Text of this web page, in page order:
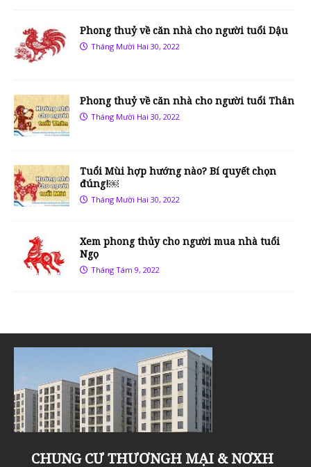
Phong thuỷ về căn nhà cho người tuổi Dậu
Tháng Mười Hai 30, 2022
Phong thuỷ về căn nhà cho người tuổi Thân
Tháng Mười Hai 30, 2022
Tuổi Mùi hợp hướng nào? Bí quyết chọn
đúng!￼
Tháng Mười Hai 30, 2022
Xem phong thủy cho người mua nhà tuổi
Ngọ
Tháng Tám 9, 2022
CHUNG CƯ THƯƠNGH MẠI & NƠXH
Khu đô thị Thanh Hà Cienco 5 đón tin
KHU ĐÔ THỊ THANH HÀ, NHỮNG LÝ
Sân tập golf Thanh Hà Mường Thanh
Chung cư Thanh Hà Mường Thanh
Liền kề Thanh Hà Cienco 5 – “Dậy
Khu đô thị Thanh Hà Cienco 5, khu đô